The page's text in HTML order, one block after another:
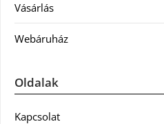
Vásárlás
Webáruház
Oldalak
Kapcsolat